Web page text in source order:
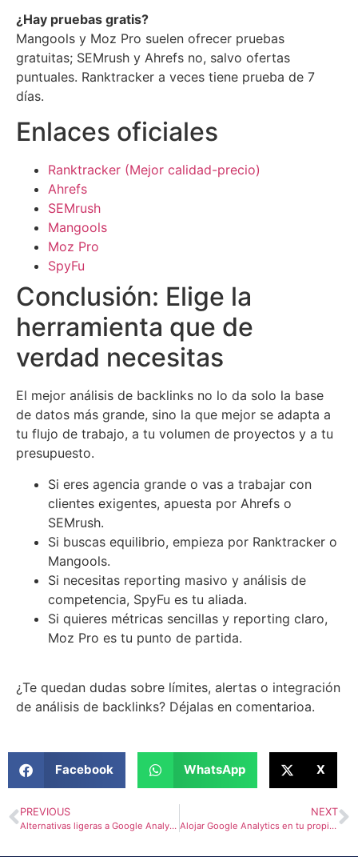
¿Hay pruebas gratis?
Mangools y Moz Pro suelen ofrecer pruebas
gratuitas; SEMrush y Ahrefs no, salvo ofertas
puntuales. Ranktracker a veces tiene prueba de 7
días.
Enlaces oficiales
Ranktracker (Mejor calidad-precio)
Ahrefs
SEMrush
Mangools
Moz Pro
SpyFu
Conclusión: Elige la
herramienta que de
verdad necesitas
El mejor análisis de backlinks no lo da solo la base
de datos más grande, sino la que mejor se adapta a
tu flujo de trabajo, a tu volumen de proyectos y a tu
presupuesto.
Si eres agencia grande o vas a trabajar con
clientes exigentes, apuesta por Ahrefs o
SEMrush.
Si buscas equilibrio, empieza por Ranktracker o
Mangools.
Si necesitas reporting masivo y análisis de
competencia, SpyFu es tu aliada.
Si quieres métricas sencillas y reporting claro,
Moz Pro es tu punto de partida.
¿Te quedan dudas sobre límites, alertas o integración
de análisis de backlinks? Déjalas en comentarioa.
Facebook WhatsApp X
PREVIOUS
Alternativas ligeras a Google Analytics: Más rápidas y privadas
NEXT
Alojar Google Analytics en tu propio servidor: Pros y contras